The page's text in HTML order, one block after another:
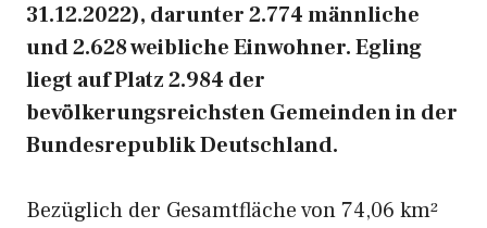
31.12.2022), darunter 2.774 männliche
und 2.628 weibliche Einwohner. Egling
liegt auf Platz 2.984 der
bevölkerungsreichsten Gemeinden in der
Bundesrepublik Deutschland.
Bezüglich der Gesamtfläche von 74,06 km²